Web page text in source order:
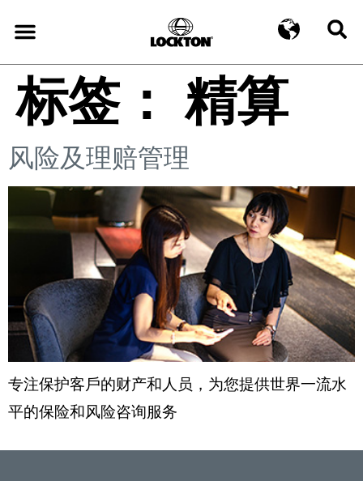
标签：精算
风险及理赔管理
专注保护客戶的财产和人员，为您提供世界一流水
平的保险和风险咨询服务